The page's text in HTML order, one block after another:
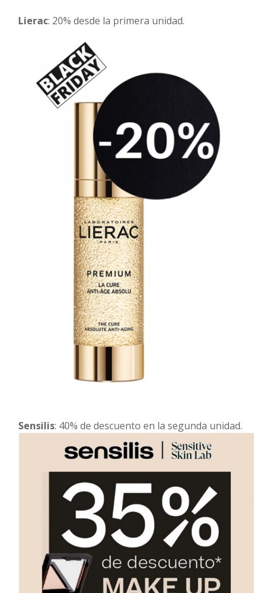
Lierac: 20% desde la primera unidad.
Sensilis: 40% de descuento en la segunda unidad.